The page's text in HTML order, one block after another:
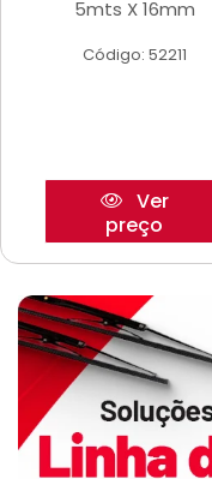
5mts X 16mm
Código: 52211
Ver
preço